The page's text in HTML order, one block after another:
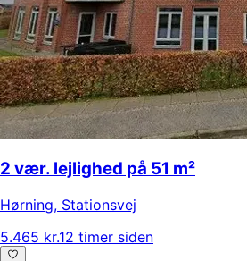
2 vær. lejlighed på 51 m²
Hørning, Stationsvej
5.465 kr.12 timer siden